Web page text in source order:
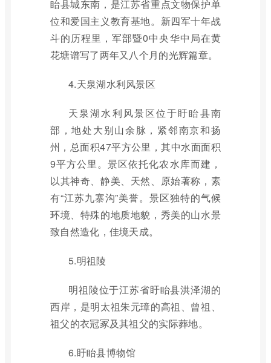
眙县城东南，是江苏省重点文物保护单
位和爱国主义教育基地。新四军十年战
斗的历程里，军部暨0中央华中局在黄
花塘谱写了两年又八个月的光辉篇章。
4.天泉湖水利风景区
天泉湖水利风景区位于盱眙县南
部，地处大别山余脉，紧邻南京和扬
州，总面积47平方公里，其中水面面积
9平方公里。景区依托化农水库而建，
以其神奇、静美、天然、原始著称，素
有“江苏九寨沟”美誉。景区独特的气候
环境、特殊的地质地貌，秀美的山水景
致自然造化，佳境天成。
5.明祖陵
明祖陵位于江苏省盱眙县洪泽湖的
西岸，是明太祖朱元璋的高祖、曾祖、
祖父的衣冠冢及其祖父的实际葬地。
6.盱眙县博物馆